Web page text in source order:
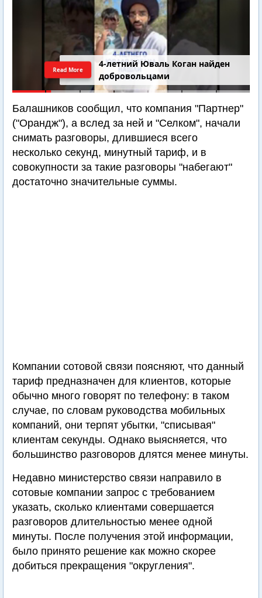
4-летний Юваль Коган найден
добровольцами
Read More
Балашников сообщил, что компания "Партнер"
("Орандж"), а вслед за ней и "Селком", начали
снимать разговоры, длившиеся всего
несколько секунд, минутный тариф, и в
совокупности за такие разговоры "набегают"
достаточно значительные суммы.
Компании сотовой связи поясняют, что данный
тариф предназначен для клиентов, которые
обычно много говорят по телефону: в таком
случае, по словам руководства мобильных
компаний, они терпят убытки, "списывая"
клиентам секунды. Однако выясняется, что
большинство разговоров длятся менее минуты.
Недавно министерство связи направило в
сотовые компании запрос с требованием
указать, сколько клиентами совершается
разговоров длительностью менее одной
минуты. После получения этой информации,
было принято решение как можно скорее
добиться прекращения "округления".